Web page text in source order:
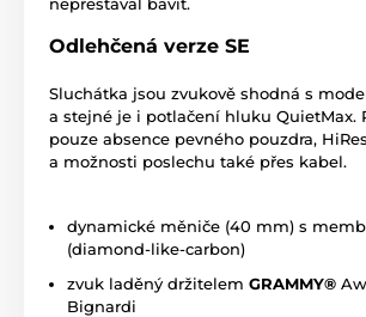
Odlehčená verze SE
Sluchátka jsou zvukově shodná s
a stejné je i potlačení hluku QuietMax.
pouze absence pevného pouzdra,
a možnosti poslechu také přes kabel.
dynamické měniče (40 mm) s
(diamond-like-carbon)
zvuk laděný držitelem GRAMMY®
Bignardi